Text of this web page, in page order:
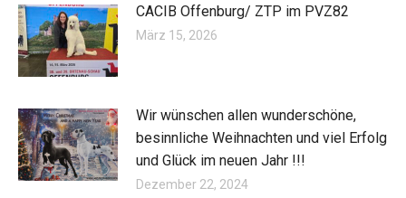
CACIB Offenburg/ ZTP im PVZ82
März 15, 2026
Wir wünschen allen wunderschöne,
besinnliche Weihnachten und viel Erfolg
und Glück im neuen Jahr !!!
Dezember 22, 2024